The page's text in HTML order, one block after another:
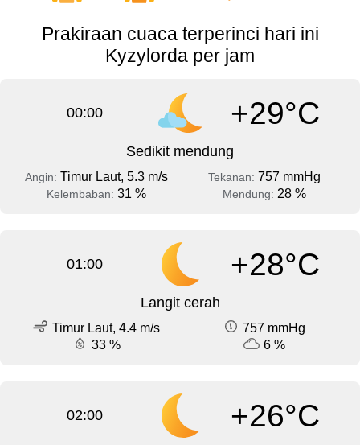
Prakiraan cuaca terperinci hari ini
Kyzylorda per jam
00:00 +29°C
Sedikit mendung
Angin: Timur Laut, 5.3 m/s Tekanan: 757 mmHg
Kelembaban: 31 % Mendung: 28 %
01:00 +28°C
Langit cerah
Timur Laut, 4.4 m/s
757 mmHg
33 %
6 %
02:00 +26°C